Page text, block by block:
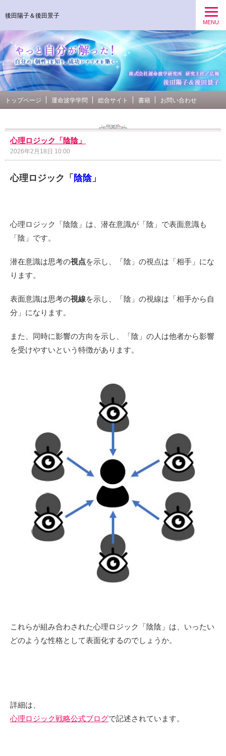
後田陽子＆後田景子
MENU
トップページ 運命波学学問 総合サイト 書籍 お問い合わせ
心理ロジック「陰陰」
2026年2月18日 10:00
心理ロジック「 陰陰」
心理ロジック「陰陰」は、潜在意識が「陰」で表面意識も
「陰」です。
潜在意識は思考の視点を示し、「陰」の視点は「相手」にな
ります。
表面意識は思考の視線を示し、「陰」の視線は「相手から自
分」になります。
また、同時に影響の方向を示し、「陰」の人は他者から影響
を受けやすいという特徴があります。
これらが組み合わされた心理ロジック「陰陰」は、いったい
どのような性格として表面化するのでしょうか。
詳細は、
心理ロジック戦略公式ブログで記述されています。